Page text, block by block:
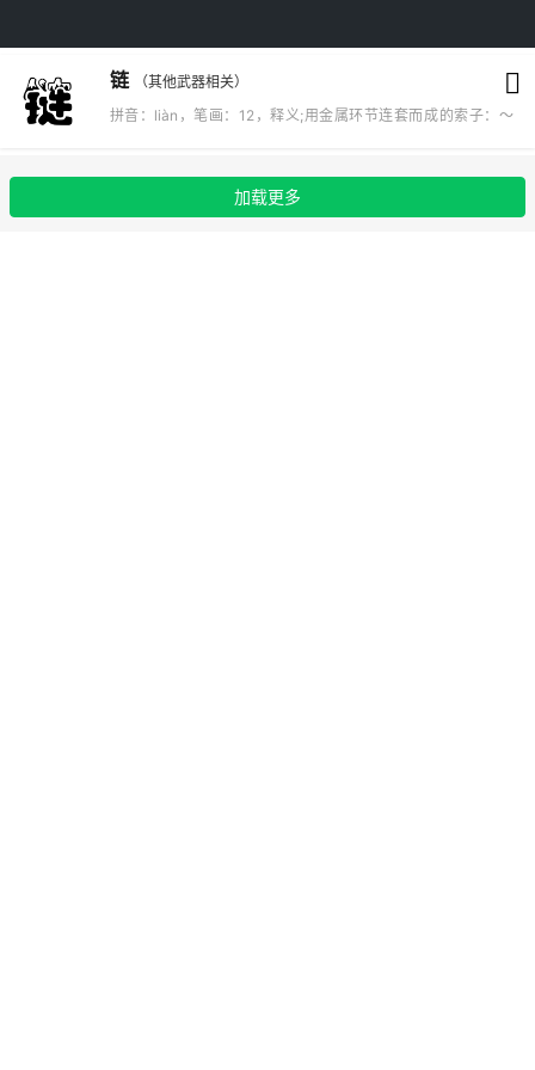
链 （其他武器相关）
拼音：liàn，笔画：12，释义;用金属环节连套而成的索子：～
长度单位，十分之一海里为一链，合185.2米。
加载更多